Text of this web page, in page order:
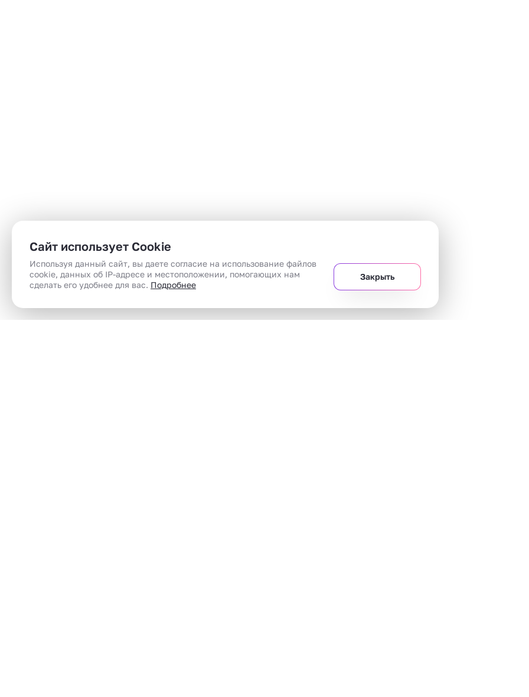
Сайт использует Cookie
Используя данный сайт, вы даете согласие на использование файлов
cookie, данных об IP-адресе и местоположении, помогающих нам
сделать его удобнее для вас. Подробнее
Закрыть